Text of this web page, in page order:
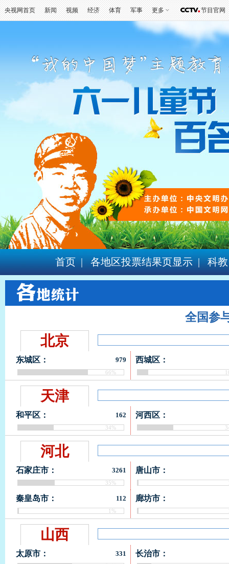
央视网首页 新闻 视频 经济 体育 军事 更多 节目官网
首页 | 各地区投票结果页显示 | 科
全国参
北京
东城区： 979
66%
西城区：
天津
和平区： 162
34%
河西区：
河北
石家庄市： 3261
35%
唐山市：
秦皇岛市： 112
1%
廊坊市：
山西
太原市： 331 长治市：